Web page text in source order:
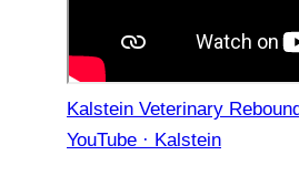
Kalstein Veterinary
YouTube · Kalstein